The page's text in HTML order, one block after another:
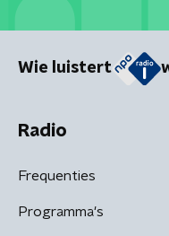
Wie luistert
Radio
Frequenties
Programma's